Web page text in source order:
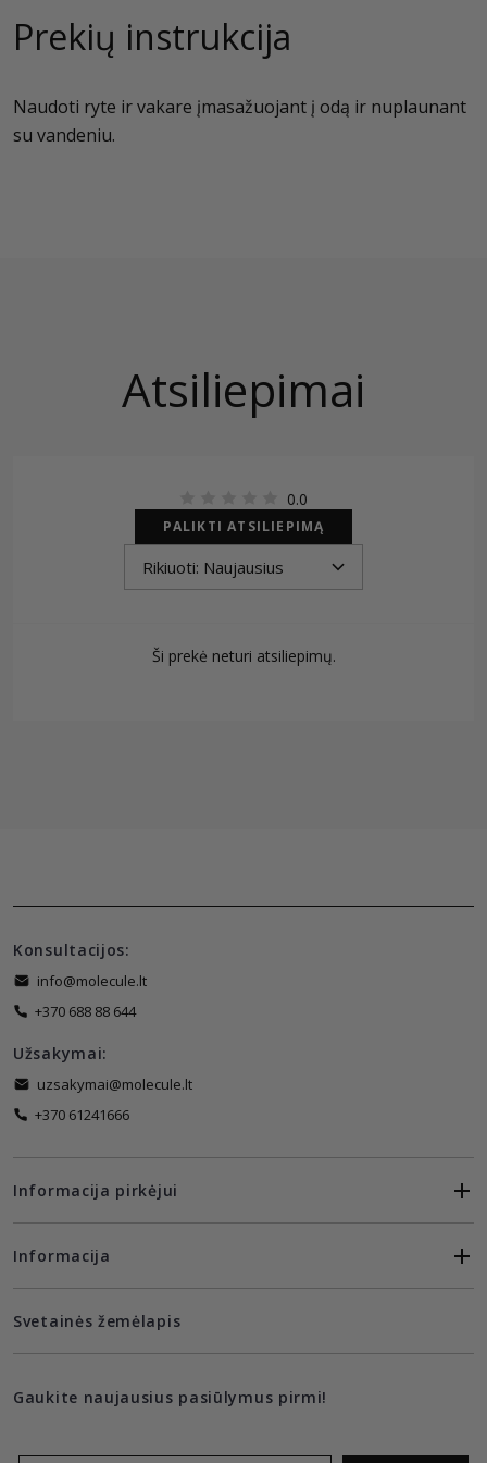
Prekių instrukcija
Naudoti ryte ir vakare įmasažuojant į odą ir nuplaunant
su vandeniu.
Atsiliepimai
0.0
PALIKTI ATSILIEPIMĄ
Ši prekė neturi atsiliepimų.
Konsultacijos:
info@molecule.lt
+370 688 88 644
Užsakymai:
uzsakymai@molecule.lt
+370 61241666
Informacija pirkėjui
Informacija
Svetainės žemėlapis
Gaukite naujausius pasiūlymus pirmi!